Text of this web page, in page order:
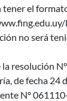
tener el
no será
resolución
de fecha 24
Nº